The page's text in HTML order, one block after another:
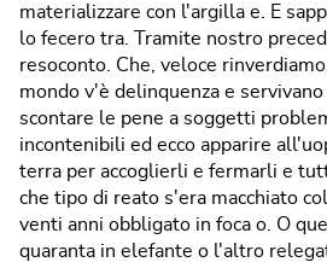
materializzare con l'argilla e. E
lo fecero tra. Tramite nostro
resoconto. Che, veloce
mondo v'è delinquenza e
scontare le pene a soggetti
incontenibili ed ecco apparire
terra per accoglierli e fermarli e
che tipo di reato s'era macchiato
venti anni obbligato in foca o. O
quaranta in elefante o l'altro